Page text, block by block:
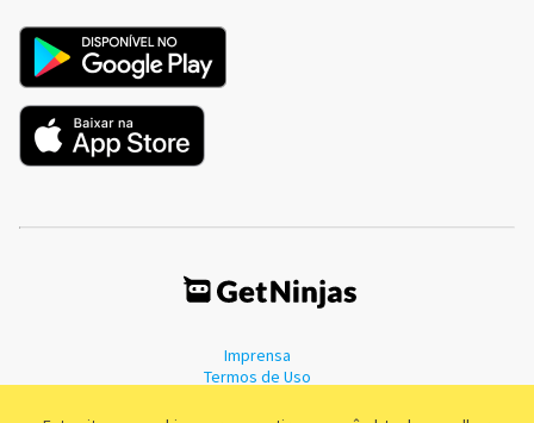
Imprensa
Termos de Uso